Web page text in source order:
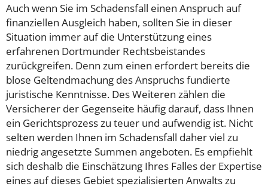
Auch wenn Sie im Schadensfall einen Anspruch auf
finanziellen Ausgleich haben, sollten Sie in dieser
Situation immer auf die Unterstützung eines
erfahrenen Dortmunder Rechtsbeistandes
zurückgreifen. Denn zum einen erfordert bereits die
blose Geltendmachung des Anspruchs fundierte
juristische Kenntnisse. Des Weiteren zählen die
Versicherer der Gegenseite häufig darauf, dass Ihnen
ein Gerichtsprozess zu teuer und aufwendig ist. Nicht
selten werden Ihnen im Schadensfall daher viel zu
niedrig angesetzte Summen angeboten. Es empfiehlt
sich deshalb die Einschätzung Ihres Falles der Expertise
eines auf dieses Gebiet spezialisierten Anwalts zu